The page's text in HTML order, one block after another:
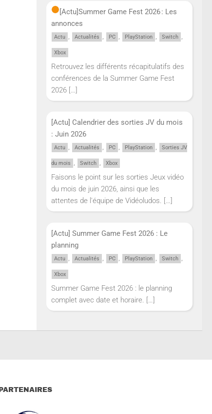
[Actu]Summer Game Fest 2026 : Les
annonces
Actu , Actualités , PC , PlayStation , Switch ,
Xbox
Retrouvez les différents récapitulatifs des
conférences de la Summer Game Fest
2026 […]
[Actu] Calendrier des sorties JV du mois
: Juin 2026
Actu , Actualités , PC , PlayStation , Sorties JV
du mois , Switch , Xbox
Faisons le point sur les sorties Jeux vidéo
du mois de juin 2026, ainsi que les
attentes de l'équipe de Vidéoludos. […]
[Actu] Summer Game Fest 2026 : Le
planning
Actu , Actualités , PC , PlayStation , Switch ,
Xbox
Summer Game Fest 2026 : le planning
complet avec date et horaire. […]
PARTENAIRES